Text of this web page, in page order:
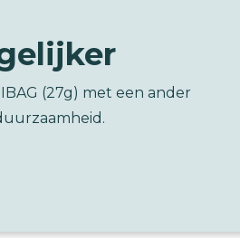
(27g) met een ander